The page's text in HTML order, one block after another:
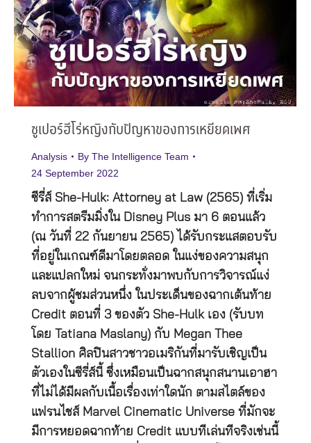
ซูเปอร์ฮีโร่หญิงกับปัญหาของการเหยียดเพศ
Analysis By The Intelligence Team
24 September 2022
ซีรี่ส์ She-Hulk: Attorney at Law (2565) ที่เริ่ม
ทำการสตรีมมิ่งใน Disney Plus มา 6 ตอนแล้ว
(ณ วันที่ 22 กันยายน 2565) ได้รับกระแสตอบรับ
ที่อยู่ในเกณฑ์ดีมาโดยตลอด ในแง่ของความสนุก
และแปลกใหม่ จนกระทั่งมาพบกับการวิจารณ์แง่
ลบจากผู้ชมส่วนหนึ่ง ในประเด็นของฉากเต้นท้าย
Credit ตอนที่ 3 ของตัว She-Hulk เอง (รับบท
โดย Tatiana Maslany) กับ Megan Thee
Stallion ศิลปินสาวชาวอเมริกันที่มารับเชิญเป็น
ตัวเองในซีรี่ส์นี้ ซึ่งเหมือนเป็นฉากสนุกสนานเอาฮา
ที่ไม่ได้มีผลกับเนื้อเรื่องเท่าใดนัก ตามสไตล์ของ
แฟรนไชส์ Marvel Cinematic Universe ที่มักจะ
มีการหยอดฉากท้าย Credit แบบทีเล่นทีจริงเช่นนี้